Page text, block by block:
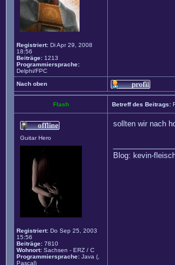
Registriert: Di Apr 29, 2008
18:56
Beiträge: 1213
Programmiersprache:
Delphi/FPC
Nach oben
Flash Betreff des Beitrags:
Guitar Hero
Registriert: Do Sep 25, 2003
15:56
Beiträge: 7810
Wohnort: Sachsen - ERZ / C
Programmiersprache: Java (,
Pascal)
sollten wir nach
Blog: kevin-